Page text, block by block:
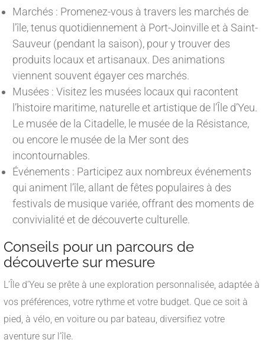
Marchés : Promenez-vous à travers les marchés de
l’île, tenus quotidiennement à Port-Joinville et à Saint-
Sauveur (pendant la saison), pour y trouver des
produits locaux et artisanaux. Des animations
viennent souvent égayer ces marchés.
Musées : Visitez les musées locaux qui racontent
l’histoire maritime, naturelle et artistique de l’Île d’Yeu.
Le musée de la Citadelle, le musée de la Résistance,
ou encore le musée de la Mer sont des
incontournables.
Événements : Participez aux nombreux événements
qui animent l’île, allant de fêtes populaires à des
festivals de musique variée, offrant des moments de
convivialité et de découverte culturelle.
Conseils pour un parcours de
découverte sur mesure
L’Île d’Yeu se prête à une exploration personnalisée, adaptée à
vos préférences, votre rythme et votre budget. Que ce soit à
pied, à vélo, en voiture ou par bateau, diversifiez votre
aventure sur l’île.